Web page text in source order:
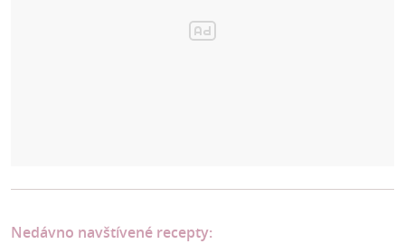
Nedávno navštívené recepty: